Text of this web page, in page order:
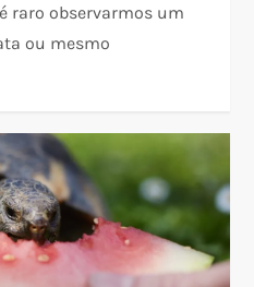
raro observarmos um
ou mesmo